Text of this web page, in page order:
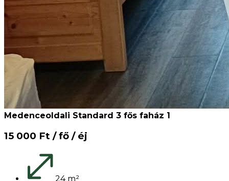
Medenceoldali Standard 3 fős faház 1
15 000 Ft / fő / éj
24 m²